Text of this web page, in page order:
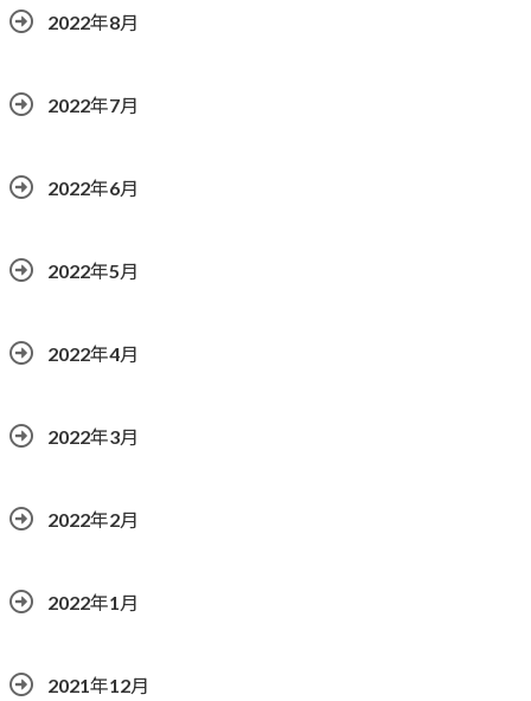
2022年8月
2022年7月
2022年6月
2022年5月
2022年4月
2022年3月
2022年2月
2022年1月
2021年12月